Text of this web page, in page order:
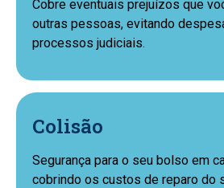
Cobre eventuais prejuízos que
outras pessoas, evitando
processos judiciais.
Colisão
Segurança para o seu bolso em
cobrindo os custos de reparo do